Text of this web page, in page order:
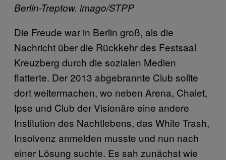
Berlin-Treptow. imago/STPP
Die Freude war in Berlin groß, als die
Nachricht über die Rückkehr des Festsaal
Kreuzberg durch die sozialen Medien
flatterte. Der 2013 abgebrannte Club sollte
dort weitermachen, wo neben Arena, Chalet,
Ipse und Club der Visionäre eine andere
Institution des Nachtlebens, das White Trash,
Insolvenz anmelden musste und nun nach
einer Lösung suchte. Es sah zunächst wie